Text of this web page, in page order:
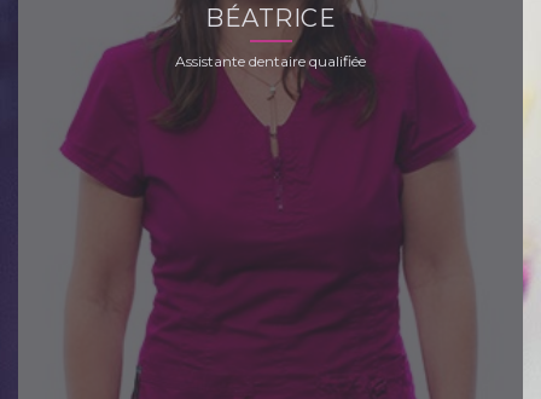
BÉATRICE
Assistante dentaire qualifiée